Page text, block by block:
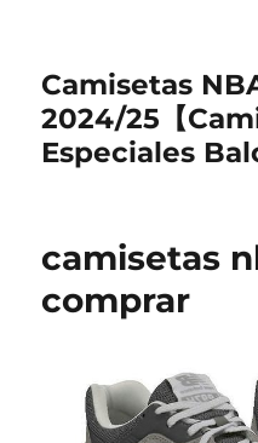
Camisetas
2024/25【
Especiales
camisetas
comprar